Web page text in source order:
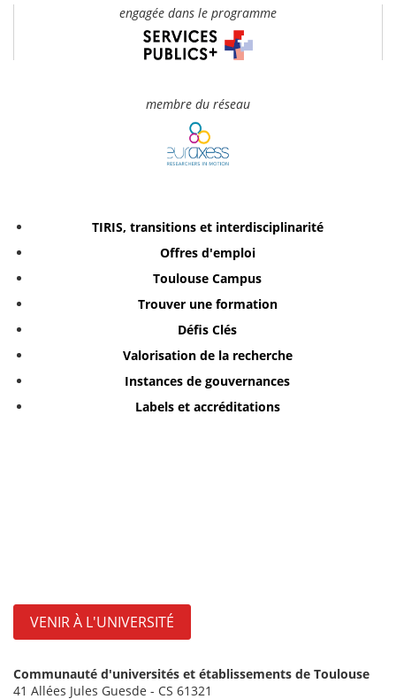
engagée dans le programme
membre du réseau
TIRIS, transitions et interdisciplinarité
Offres d'emploi
Toulouse Campus
Trouver une formation
Défis Clés
Valorisation de la recherche
Instances de gouvernances
Labels et accréditations
VENIR À L'UNIVERSITÉ
Communauté d'universités et établissements de Toulouse
41 Allées Jules Guesde - CS 61321